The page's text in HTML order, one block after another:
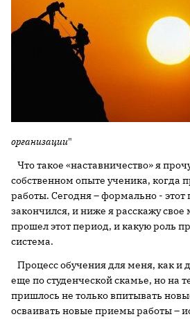
организации"
Что такое «наставничество» я
собственном опыте ученика, когда
работы. Сегодня – формально - этот
закончился, и ниже я расскажу свое
прошел этот период, и какую роль
система.
Процесс обучения для меня, как и
еще по студенческой скамье, но на
пришлось не только впитывать
осваивать новые приемы работы –